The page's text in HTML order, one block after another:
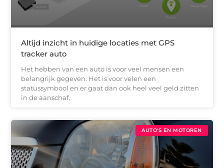
Altijd inzicht in huidige locaties met GPS
tracker auto
Het hebben van een auto is voor veel mensen een
belangrijk gegeven. Het is voor velen een
statussymbool en er gaat dan ook heel veel geld zitten
in de aanschaf,
AUTO'S EN MOTOREN